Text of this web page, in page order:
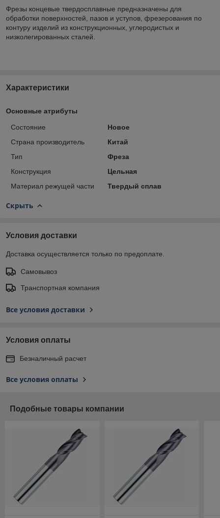
Фрезы концевые твердосплавные предназначены для
обработки поверхностей, пазов и уступов, фрезерования по
контуру изделий из конструкционных, углеродистых и
низколегированных сталей.
Характеристики
Основные атрибуты
Состояние
Новое
Страна производитель
Китай
Тип
Фреза
Конструкция
Цельная
Материал режущей части
Твердый сплав
Скрыть
Условия доставки
Доставка осуществляется только по предоплате.
Самовывоз
Транспортная компания
Все условия доставки
Условия оплаты
Безналичный расчет
Все условия оплаты
Подобные товары компании